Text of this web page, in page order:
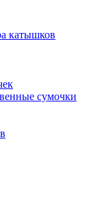
катышков
сумочки